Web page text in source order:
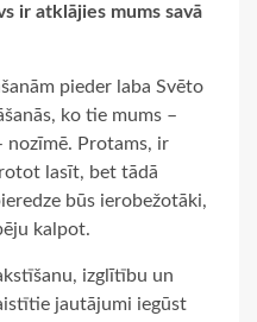
ir atklājies mums savā
pieder laba Svēto
ko tie mums –
nozīmē. Protams, ir
lasīt, bet tādā
būs ierobežotāki,
kalpot.
izglītību un
jautājumi iegūst